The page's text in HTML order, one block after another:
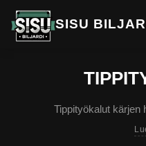
SISU
Tippityökalut kärjen